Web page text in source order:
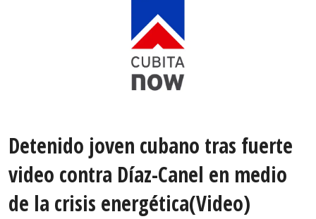
Detenido joven cubano tras fuerte
video contra Díaz-Canel en medio
de la crisis energética(Video)